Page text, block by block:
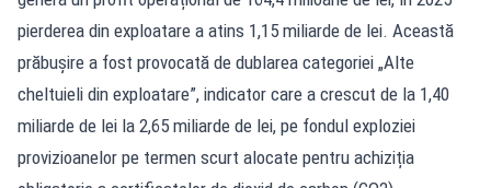
pierderea din exploatare a atins 1,15 miliarde de lei. Această
prăbușire a fost provocată de dublarea categoriei „Alte
cheltuieli din exploatare”, indicator care a crescut de la 1,40
miliarde de lei la 2,65 miliarde de lei, pe fondul exploziei
provizioanelor pe termen scurt alocate pentru achiziția